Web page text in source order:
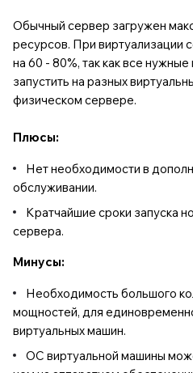
Обычный сервер загружен
ресурсов. При виртуализации
на 60 - 80%, так как все
запустить на разных
физическом сервере.
Плюсы:
Нет необходимости в
обслуживании.
Кратчайшие сроки запуска
сервера.
Минусы:
Необходимость большого
мощностей, для
виртуальных машин.
ОС виртуальной машины